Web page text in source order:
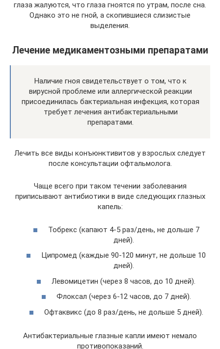
глаза жалуются, что глаза гноятся по утрам, после сна.
Однако это не гной, а скопившиеся слизистые
выделения.
Лечение медикаментозными препаратами
Наличие гноя свидетельствует о том, что к
вирусной проблеме или аллергической реакции
присоединилась бактериальная инфекция, которая
требует лечения антибактериальными
препаратами.
Лечить все виды конъюнктивитов у взрослых следует
после консультации офтальмолога.
Чаще всего при таком течении заболевания
приписывают антибиотики в виде следующих глазных
капель:
Тобрекс (капают 4-5 раз/день, не дольше 7
дней).
Ципромед (каждые 90-120 минут, не дольше 10
дней).
Левомицетин (через 8 часов, до 10 дней).
Флоксал (через 6-12 часов, до 7 дней).
Офтаквикс (до 8 раз/день, не дольше 5 дней).
Антибактериальные глазные капли имеют немало
противопоказаний.